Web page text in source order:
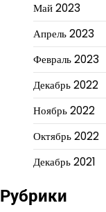
Май 2023
Апрель 2023
Февраль 2023
Декабрь 2022
Ноябрь 2022
Октябрь 2022
Декабрь 2021
Рубрики